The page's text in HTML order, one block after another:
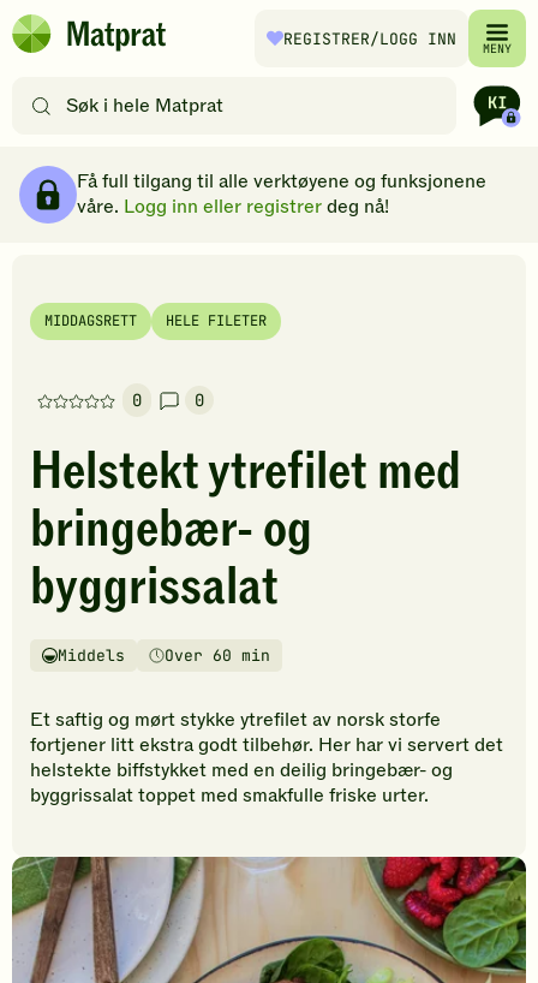
Hopp til hovedinnhold
Matprat
REGISTRER/LOGG INN MENY
etter
filtre
Få full tilgang til alle verktøyene og funksjonene
våre. Logg inn eller registrerdeg nå!
MIDDAGSRETT HELE FILETER
0
Denne
har
foreløpig
ingen
vurderinger.
Bli
den
til
denne
oppskriften.
0
Helstekt ytrefilet med
bringebær- og
byggrissalat
Vanskelighetsgrad
Middels
TilberedningstidOver 60 min
Et saftig og mørt stykke ytrefilet av norsk storfe
fortjener litt ekstra godt tilbehør. Her har vi servert det
helstekte biffstykket med en deilig bringebær- og
byggrissalat toppet med smakfulle friske urter.